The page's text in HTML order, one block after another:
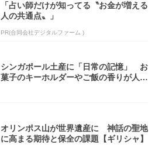
「占い師だけが知ってる〝お金が増える
人の共通点〟」
PR(合同会社デジタルファーム )
シンガポール土産に「日常の記憶」 お
菓子のキーホルダーやご飯の香りが人気
オリンポス山が世界遺産に 神話の聖地
に高まる期待と保全の課題【ギリシャ】